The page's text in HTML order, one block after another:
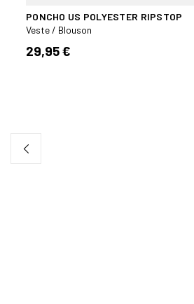
PONCHO US POLYESTER RIPSTOP
Veste / Blouson
29,95 €